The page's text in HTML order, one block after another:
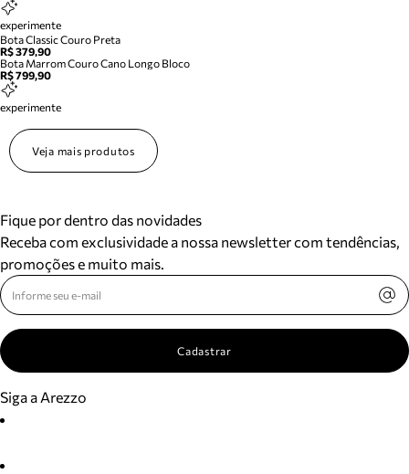
experimente
Bota Classic Couro Preta
R$ 379,90
Bota Marrom Couro Cano Longo Bloco
R$ 799,90
experimente
Veja mais produtos
Fique por dentro das novidades
Receba com exclusividade a nossa newsletter com tendências,
promoções e muito mais.
Cadastrar
Siga a Arezzo